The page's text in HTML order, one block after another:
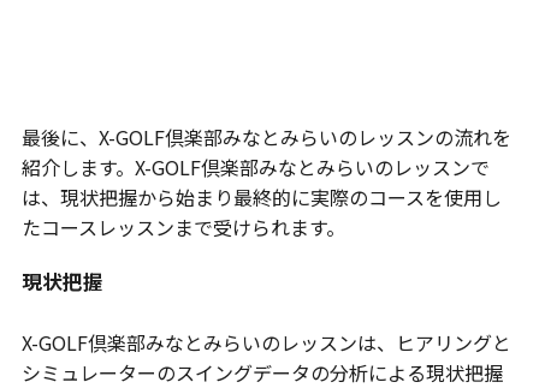
最後に、X-GOLF倶楽部みなとみらいのレッスンの流れを
紹介します。X-GOLF倶楽部みなとみらいのレッスンで
は、現状把握から始まり最終的に実際のコースを使用し
たコースレッスンまで受けられます。
現状把握
X-GOLF倶楽部みなとみらいのレッスンは、ヒアリングと
シミュレーターのスイングデータの分析による現状把握